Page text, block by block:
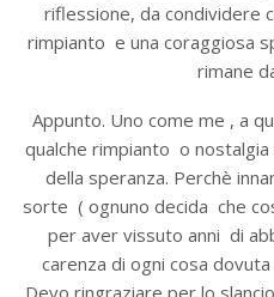
riflessione, da condividere
rimpianto e una coraggiosa
rimane
Appunto. Uno come me , a
qualche rimpianto o
della speranza. Perchè
sorte ( ognuno decida che
per aver vissuto anni di
carenza di ogni cosa